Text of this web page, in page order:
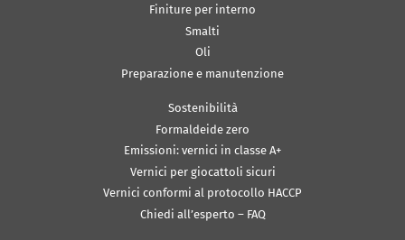
Finiture per interno
Smalti
Oli
Preparazione e manutenzione
Sostenibilità
Formaldeide zero
Emissioni: vernici in classe A+
Vernici per giocattoli sicuri
Vernici conformi al protocollo HACCP
Chiedi all’esperto – FAQ